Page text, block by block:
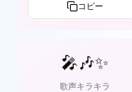
コピー
🎤🎶✨
歌声キラキラ